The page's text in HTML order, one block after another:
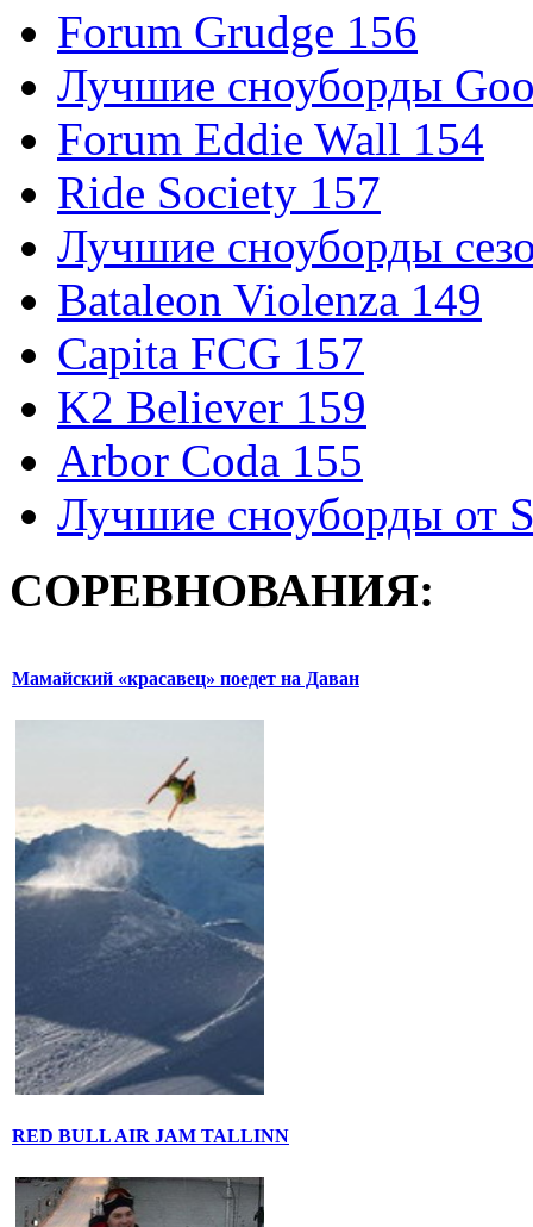
Forum Grudge 156
Лучшие сноуборды
Forum Eddie Wall 154
Ride Society 157
Лучшие сноуборды
Bataleon Violenza 149
Capita FCG 157
K2 Believer 159
Arbor Coda 155
Лучшие сноуборды от
СОРЕВНОВАНИЯ:
Мамайский «красавец» поедет на Даван
RED BULL AIR JAM TALLINN